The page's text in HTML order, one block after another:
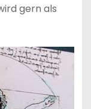
gern als